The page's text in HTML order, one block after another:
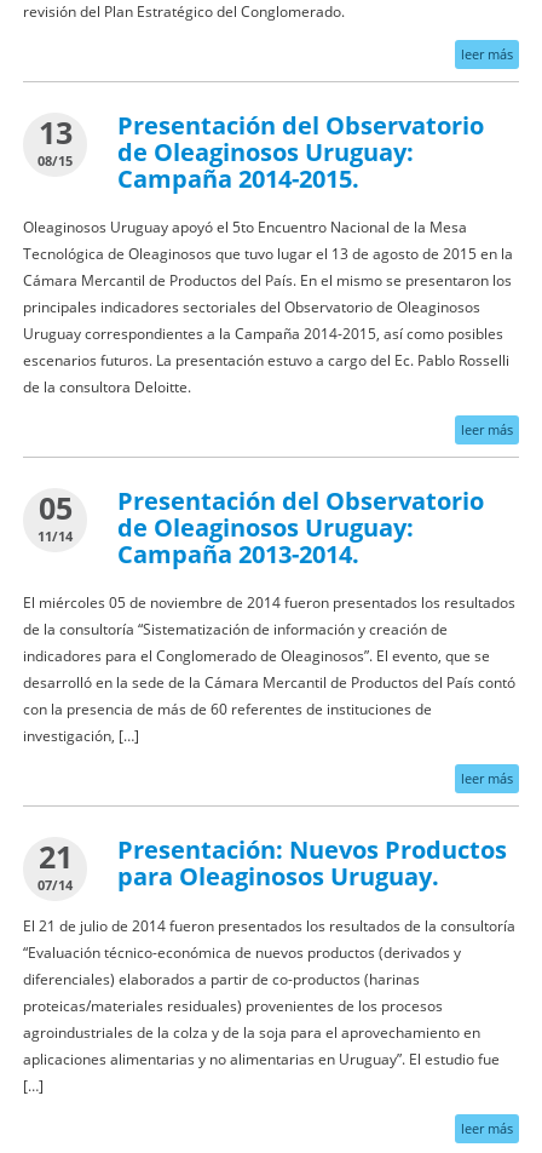
revisión del Plan Estratégico del Conglomerado.
leer más
13
08/15
Presentación del Observatorio
de Oleaginosos Uruguay:
Campaña 2014-2015.
Oleaginosos Uruguay apoyó el 5to Encuentro Nacional de la Mesa
Tecnológica de Oleaginosos que tuvo lugar el 13 de agosto de 2015 en la
Cámara Mercantil de Productos del País. En el mismo se presentaron los
principales indicadores sectoriales del Observatorio de Oleaginosos
Uruguay correspondientes a la Campaña 2014-2015, así como posibles
escenarios futuros. La presentación estuvo a cargo del Ec. Pablo Rosselli
de la consultora Deloitte.
leer más
05
11/14
Presentación del Observatorio
de Oleaginosos Uruguay:
Campaña 2013-2014.
El miércoles 05 de noviembre de 2014 fueron presentados los resultados
de la consultoría “Sistematización de información y creación de
indicadores para el Conglomerado de Oleaginosos”. El evento, que se
desarrolló en la sede de la Cámara Mercantil de Productos del País contó
con la presencia de más de 60 referentes de instituciones de
investigación, […]
leer más
21
07/14
Presentación: Nuevos Productos
para Oleaginosos Uruguay.
El 21 de julio de 2014 fueron presentados los resultados de la consultoría
“Evaluación técnico-económica de nuevos productos (derivados y
diferenciales) elaborados a partir de co-productos (harinas
proteicas/materiales residuales) provenientes de los procesos
agroindustriales de la colza y de la soja para el aprovechamiento en
aplicaciones alimentarias y no alimentarias en Uruguay”. El estudio fue
[…]
leer más